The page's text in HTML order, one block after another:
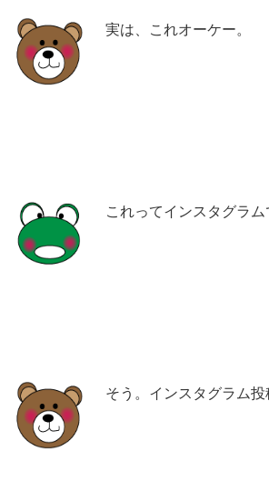
実は、これオーケー。
これってインスタグラム
そう。インスタグラム投